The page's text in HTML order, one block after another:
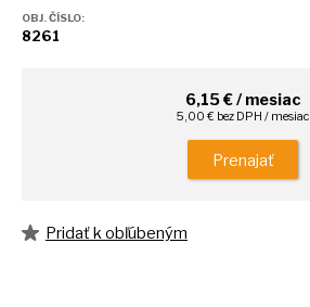
OBJ. ČÍSLO:
8261
6,15 € / mesiac
5,00 € bez DPH / mesiac
Prenajať
Pridať k obľúbeným